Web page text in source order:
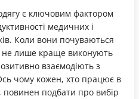
є ключовим фактором
медичних і
Коли вони почуваються
не лише краще виконують
взаємодіють з
чому кожен, хто працює в
повинен подбати про вибір